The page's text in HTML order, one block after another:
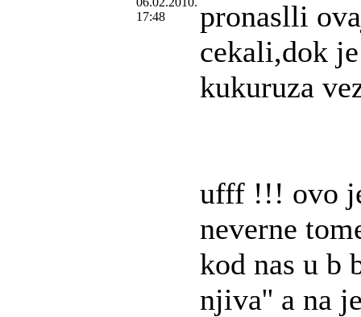
17:48
pronaslli
cekali,dok
kukuruza
ufff !!! ovo
neverne
kod nas u b
njiva'' a na